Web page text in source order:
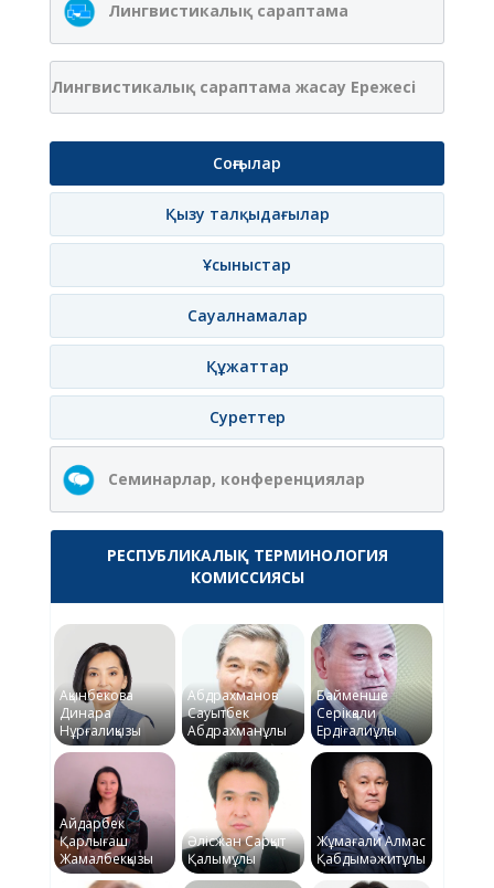
Лингвистикалық сараптама
Лингвистикалық сараптама жасау Ережесі
Соңғылар
Қызу талқыдағылар
Ұсыныстар
Сауалнамалар
Құжаттар
Суреттер
Семинарлар, конференциялар
РЕСПУБЛИКАЛЫҚ ТЕРМИНОЛОГИЯ
КОМИССИЯСЫ
Ақынбекова
Динара
Нұрғалиқызы
Абдрахманов
Сауытбек
Абдрахманұлы
Байменше
Серікқали
Ердіғалиұлы
Айдарбек
Қарлығаш
Жамалбекқызы
Әлісжан Сарқыт
Қалымұлы
Жұмағали Алмас
Қабдымәжитұлы